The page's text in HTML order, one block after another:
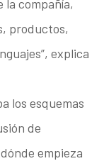
compañía,
productos,
explica
los esquemas
de
empieza